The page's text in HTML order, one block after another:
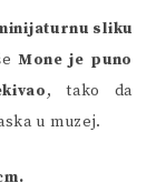
sliku
Mone je puno
, tako da
u muzej.